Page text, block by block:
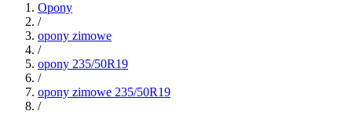
Opony
/
opony zimowe
/
opony 235/50R19
/
opony zimowe 235/50R19
/